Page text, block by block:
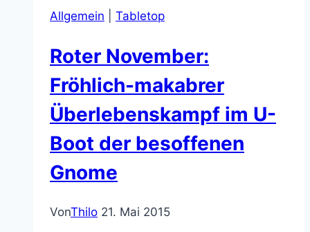
Allgemein Tabletop
Roter November:
Fröhlich-makabrer
Überlebenskampf im U-
Boot der besoffenen
Gnome
VonThilo 21. Mai 2015